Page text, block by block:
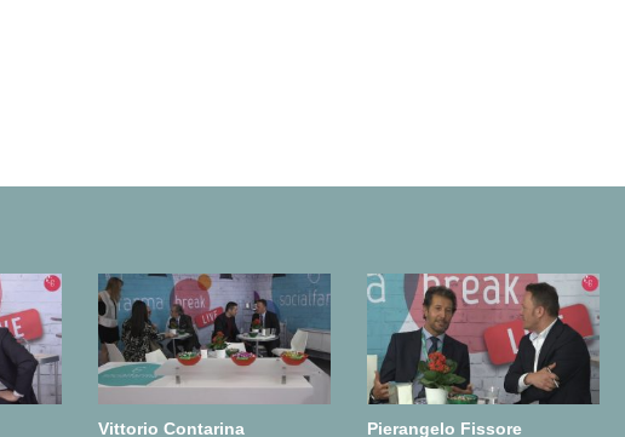
Vittorio Contarina Pierangelo Fissore